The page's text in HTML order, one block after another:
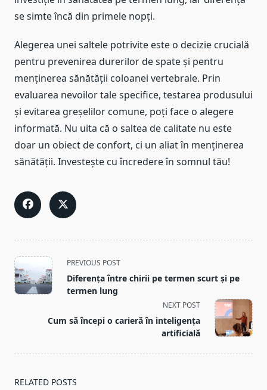
se simte încă din primele nopți.
Alegerea unei saltele potrivite este o decizie crucială
pentru prevenirea durerilor de spate și pentru
menținerea sănătății coloanei vertebrale. Prin
evaluarea nevoilor tale specifice, testarea produsului
și evitarea greșelilor comune, poți face o alegere
informată. Nu uita că o saltea de calitate nu este
doar un obiect de confort, ci un aliat în menținerea
sănătății. Investește cu încredere în somnul tău!
<span
class="nav-
subtitle
PREVIOUS POST
Diferența între chirii pe termen scurt și pe
termen lung
NEXT POST
Cum să începi o carieră în inteligența
artificială
RELATED POSTS